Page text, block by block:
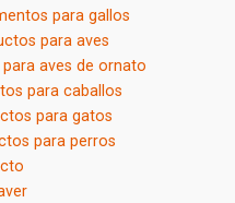
para gallos
para aves
aves de ornato
para caballos
para gatos
para perros